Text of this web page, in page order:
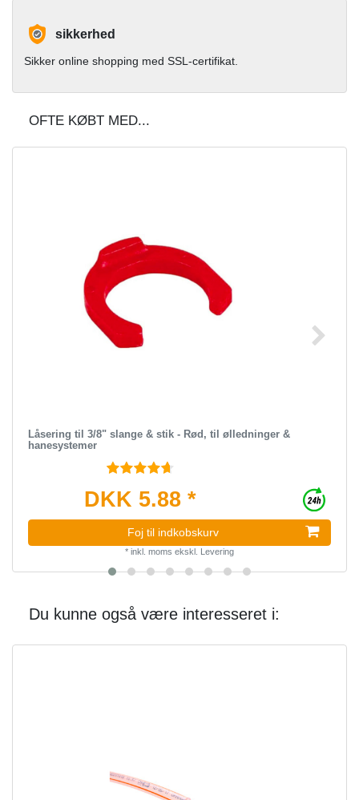
sikkerhed
Sikker online shopping med SSL-certifikat.
OFTE KØBT MED...
Låsering til 3/8" slange & stik - Rød, til ølledninger &
hanesystemer
DKK 5.88 *
Foj til indkobskurv
* inkl. moms ekskl. Levering
Du kunne også være interesseret i: